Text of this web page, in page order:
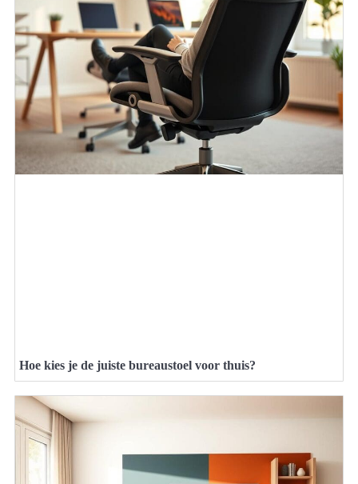
Hoe kies je de juiste bureaustoel voor thuis?